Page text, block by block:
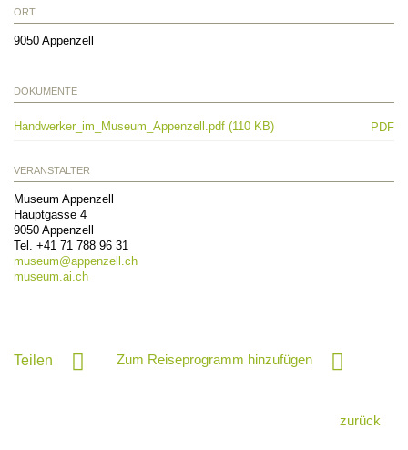
ORT
9050 Appenzell
DOKUMENTE
Handwerker_im_Museum_Appenzell.pdf (110 KB) PDF
VERANSTALTER
Museum Appenzell
Hauptgasse 4
9050 Appenzell
Tel. +41 71 788 96 31
museum@appenzell.ch
museum.ai.ch
Teilen Zum Reiseprogramm hinzufügen
zurück